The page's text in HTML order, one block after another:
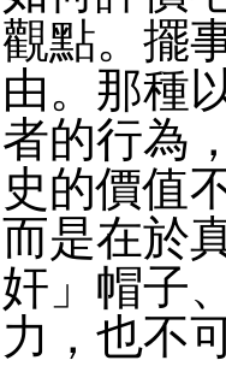
觀點。擺
由。那種
者的行為
史的價值
而是在於
奸」帽子
力，也不